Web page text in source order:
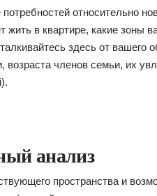
относительно
жить в квартире, какие зоны
здесь от вашего
возраста членов семьи, их
анализ
пространства и